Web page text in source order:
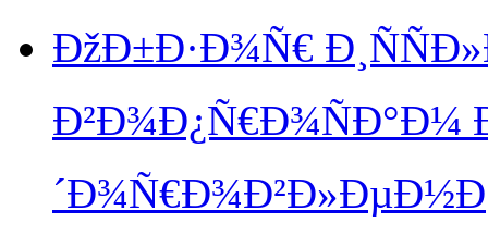
ÐžÐ±Ð·Ð¾Ñ€
Ð²Ð¾Ð¿Ñ€Ð¾ÑÐ°Ð¼